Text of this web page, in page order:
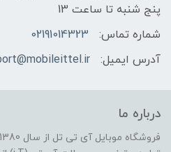
پنج شنبه تا ساعت 13
شماره تماس:
02191014323
آدرس ایمیل:
درباره ما